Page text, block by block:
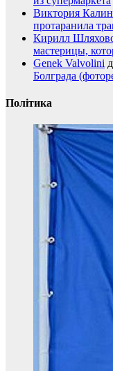
Виктория
протаранила
Кирилл
мастерицы,
Genek Valvolini
Болграда
Політика